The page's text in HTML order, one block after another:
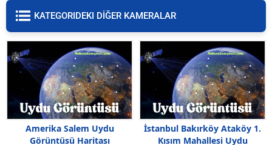
KATEGORIDEKI DİĞER KAMERALAR
Amerika Salem Uydu
Görüntüsü Haritası
İstanbul Bakırköy Ataköy 1.
Kısım Mahallesi Uydu